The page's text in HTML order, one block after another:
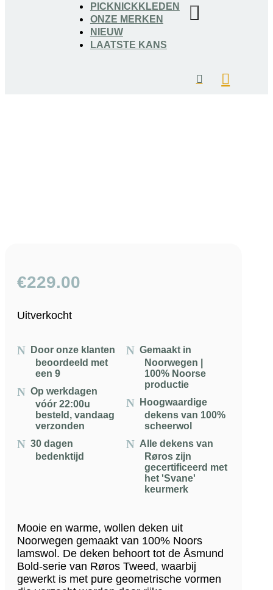
PICKNICKKLEDEN
ONZE MERKEN
NIEUW
LAATSTE KANS
€229.00
Uitverkocht
Door onze klanten
beoordeeld met
een 9
Op werkdagen
vóór 22:00u
besteld, vandaag
verzonden
30 dagen
bedenktijd
Gemaakt in
Noorwegen |
100% Noorse
productie
Hoogwaardige
dekens van 100%
scheerwol
Alle dekens van
Røros zijn
gecertificeerd met
het 'Svane'
keurmerk
Mooie en warme, wollen deken uit
Noorwegen gemaakt van 100% Noors
lamswol. De deken behoort tot de Åsmund
Bold-serie van Røros Tweed, waarbij
gewerkt is met pure geometrische vormen